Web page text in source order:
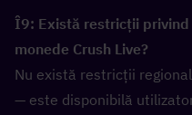
Î9: Există restricții
monede Crush Live?
Nu există restricții
— este disponibilă